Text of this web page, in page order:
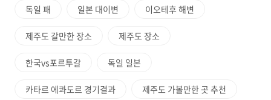
독일 패 일본 대이변 이오테후 해변
제주도 갈만한 장소 제주도 장소
한국vs포르투갈 독일 일본
카타르 에콰도르 경기결과 제주도 가볼만한 곳 추천